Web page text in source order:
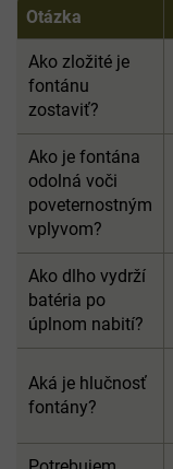
Otázka
Ako zložité je
fontánu
zostaviť?
Ako je fontána
odolná voči
poveternostným
vplyvom?
Ako dlho vydrží
batéria po
úplnom nabití?
Aká je hlučnosť
fontány?